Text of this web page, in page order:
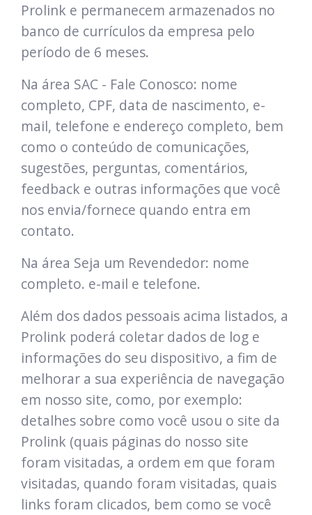
Prolink e permanecem armazenados no
banco de currículos da empresa pelo
período de 6 meses.
Na área SAC - Fale Conosco: nome
completo, CPF, data de nascimento, e-
mail, telefone e endereço completo, bem
como o conteúdo de comunicações,
sugestões, perguntas, comentários,
feedback e outras informações que você
nos envia/fornece quando entra em
contato.
Na área Seja um Revendedor: nome
completo. e-mail e telefone.
Além dos dados pessoais acima listados, a
Prolink poderá coletar dados de log e
informações do seu dispositivo, a fim de
melhorar a sua experiência de navegação
em nosso site, como, por exemplo:
detalhes sobre como você usou o site da
Prolink (quais páginas do nosso site
foram visitadas, a ordem em que foram
visitadas, quando foram visitadas, quais
links foram clicados, bem como se você